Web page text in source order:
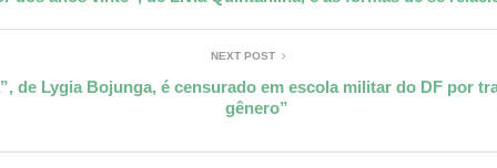
NEXT POST
de Lygia Bojunga, é censurado em escola militar do DF por
gênero”